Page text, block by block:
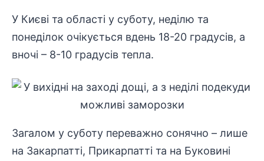
У Києві та області у суботу, неділю та
понеділок очікується вдень 18-20 градусів, а
вночі – 8-10 градусів тепла.
Загалом у суботу переважно сонячно – лише
на Закарпатті, Прикарпатті та на Буковині